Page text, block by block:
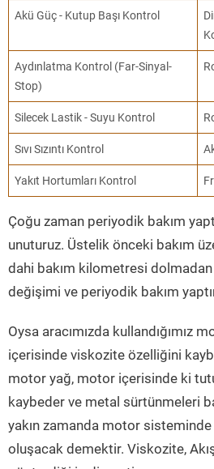
Akü Güç - Kutup Başı Kontrol
Aydınlatma Kontrol (Far-Sinyal-
Stop)
Silecek Lastik - Suyu Kontrol
Sıvı Sızıntı Kontrol
Yakıt Hortumları Kontrol
Çoğu zaman periyodik bakım
unuturuz. Üstelik önceki bakım
dahi bakım kilometresi dolmadan
değişimi ve periyodik bakım
Oysa aracımızda kullandığımız
içerisinde viskozite özelliğini
motor yağ, motor içerisinde ki
kaybeder ve metal sürtünmeleri
yakın zamanda motor
oluşacak demektir. Viskozite,